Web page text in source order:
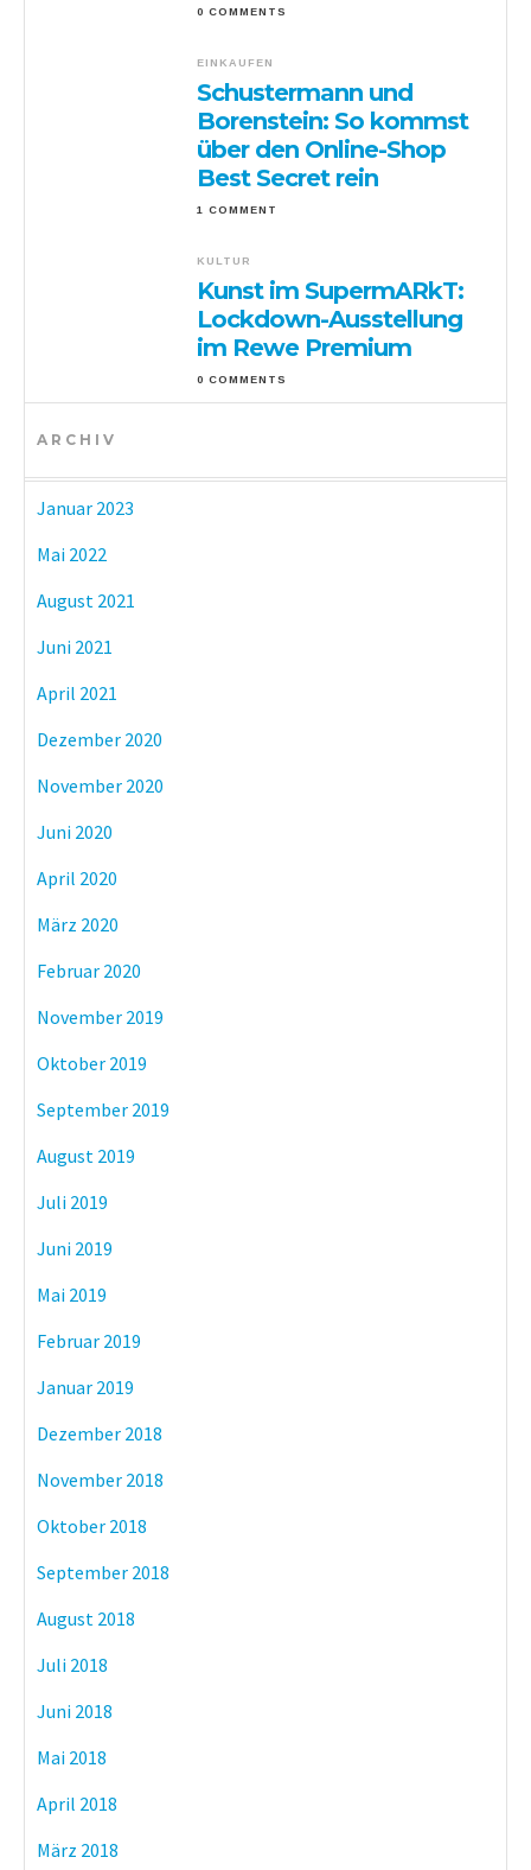
0 COMMENTS
EINKAUFEN
Schustermann und
Borenstein: So kommst
über den Online-Shop
Best Secret rein
1 COMMENT
KULTUR
Kunst im SupermARkT:
Lockdown-Ausstellung
im Rewe Premium
0 COMMENTS
ARCHIV
Januar 2023
Mai 2022
August 2021
Juni 2021
April 2021
Dezember 2020
November 2020
Juni 2020
April 2020
März 2020
Februar 2020
November 2019
Oktober 2019
September 2019
August 2019
Juli 2019
Juni 2019
Mai 2019
Februar 2019
Januar 2019
Dezember 2018
November 2018
Oktober 2018
September 2018
August 2018
Juli 2018
Juni 2018
Mai 2018
April 2018
März 2018